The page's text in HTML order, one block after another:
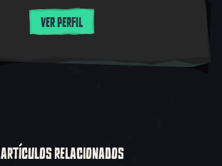
VER PERFIL
ARTÍCULOS RELACIONADOS